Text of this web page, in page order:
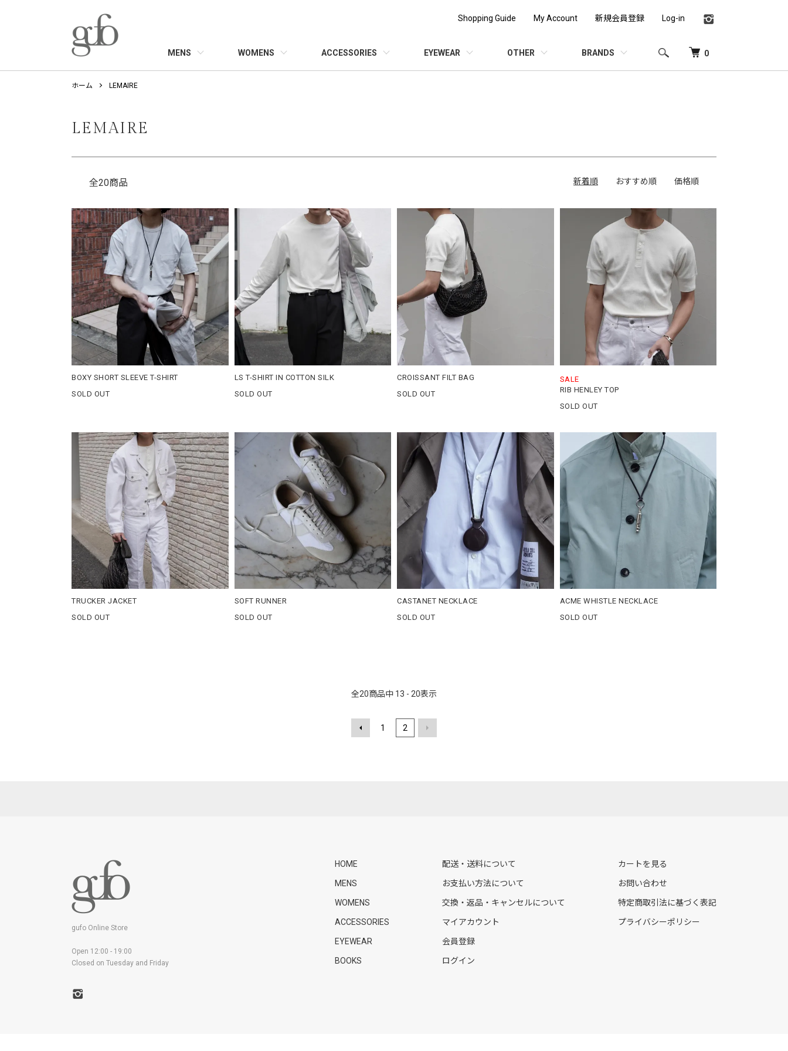
0
MENS WOMENS ACCESSORIES EYEWEAR OTHER BRANDS
Shopping Guide My Account 新規会員登録 Log-in
ホーム LEMAIRE
LEMAIRE
全20商品 新着順 おすすめ順 価格順
BOXY SHORT SLEEVE T-SHIRT
SOLD OUT
LS T-SHIRT IN COTTON SILK
SOLD OUT
CROISSANT FILT BAG
SOLD OUT
SALE
RIB HENLEY TOP
SOLD OUT
TRUCKER JACKET
SOLD OUT
SOFT RUNNER
SOLD OUT
CASTANET NECKLACE
SOLD OUT
ACME WHISTLE NECKLACE
SOLD OUT
全20商品中 13 - 20表示
1 2
gufo Online Store
Open 12:00 - 19:00
Closed on Tuesday and Friday
HOME
MENS
WOMENS
ACCESSORIES
EYEWEAR
BOOKS
配送・送料について
お支払い方法について
交換・返品・キャンセルについて
マイアカウント
会員登録
ログイン
カートを見る
お問い合わせ
特定商取引法に基づく表記
プライバシーポリシー